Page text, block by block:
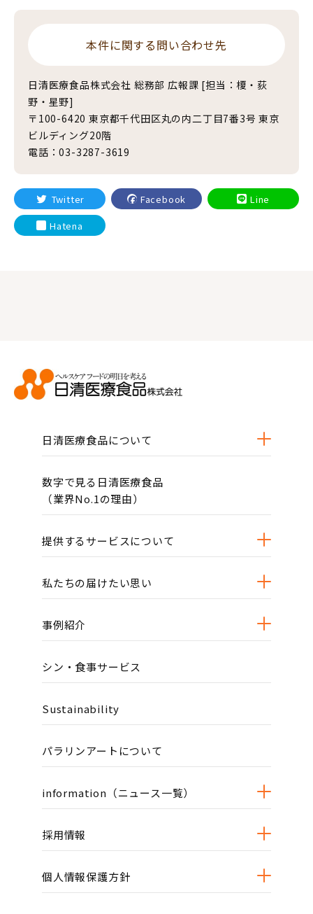
本件に関する問い合わせ先
日清医療食品株式会社 総務部 広報課 [担当：榎・荻
野・星野]
〒100-6420 東京都千代田区丸の内二丁目7番3号 東京
ビルディング20階
電話：03-3287-3619
Twitter Facebook
Line
Hatena
日清医療食品について
数字で見る日清医療食品
（業界No.1の理由）
提供するサービスについて
私たちの届けたい思い
事例紹介
シン・食事サービス
Sustainability
パラリンアートについて
information（ニュース一覧）
採用情報
個人情報保護方針